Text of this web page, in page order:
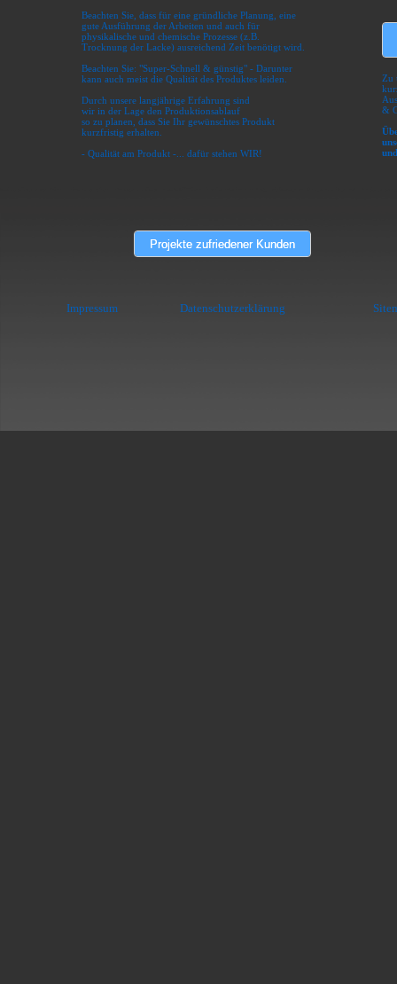
Beachten Sie, dass für eine gründliche Planung, eine
gute Ausführung der Arbeiten und auch für
physikalische und chemische Prozesse (z.B.
Trocknung der Lacke) ausreichend Zeit benötigt wird.
Beachten Sie: "Super-Schnell & günstig" - Darunter
kann auch meist die Qualität des Produktes leiden.
Durch unsere langjährige Erfahrung sind
wir in der Lage den Produktionsablauf
so zu planen, dass Sie Ihr gewünschtes Produkt
kurzfristig erhalten.
- Qualität am Produkt -... dafür stehen WIR!
Zu
&
Projekte zufriedener Kunden
Impressum Datenschutzerklärung